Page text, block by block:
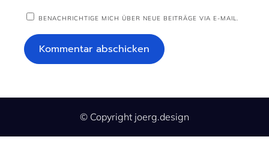
BENACHRICHTIGE MICH ÜBER NEUE BEITRÄGE VIA E-MAIL.
© Copyright joerg.design